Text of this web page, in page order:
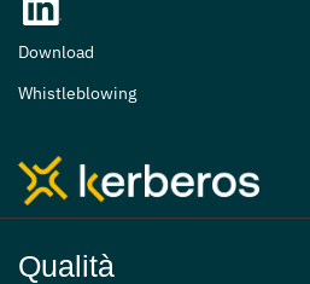
Download
Whistleblowing
Qualità